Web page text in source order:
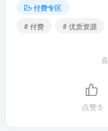
付费专区
# 付费
# 优质资源
点赞5